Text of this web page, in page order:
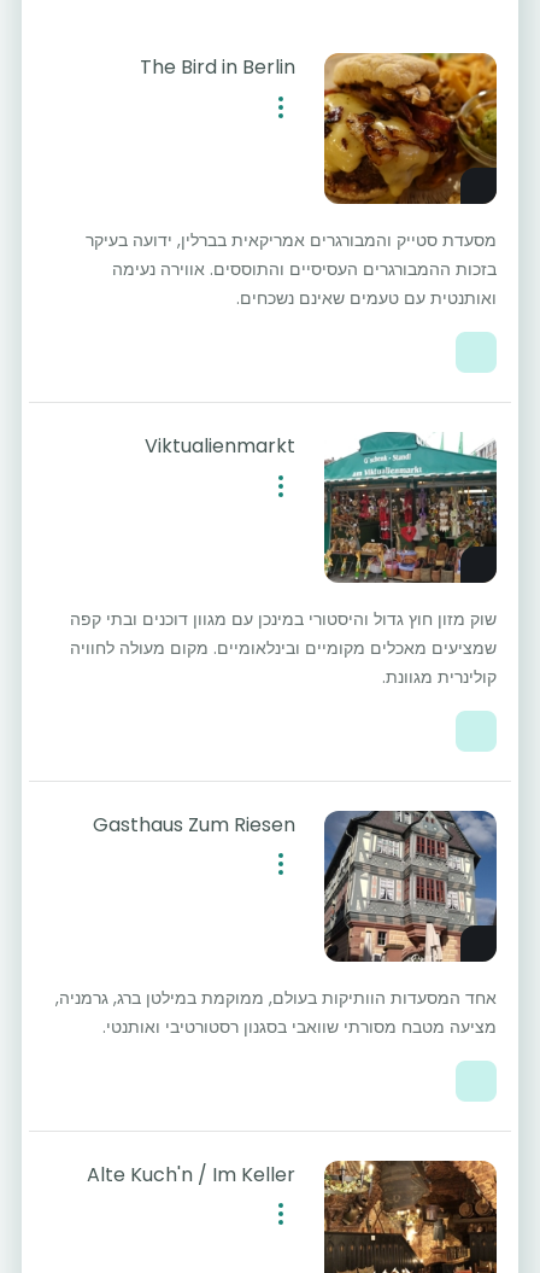
The Bird in Berlin
מסעדת סטייק והמבורגרים אמריקאית בברלין, ידועה בעיקר
בזכות ההמבורגרים העסיסיים והתוססים. אווירה נעימה
ואותנטית עם טעמים שאינם נשכחים.
Viktualienmarkt
שוק מזון חוץ גדול והיסטורי במינכן עם מגוון דוכנים ובתי קפה
שמציעים מאכלים מקומיים ובינלאומיים. מקום מעולה לחוויה
קולינרית מגוונת.
Gasthaus Zum Riesen
אחד המסעדות הוותיקות בעולם, ממוקמת במילטן ברג, גרמניה,
מציעה מטבח מסורתי שוואבי בסגנון רסטורטיבי ואותנטי.
Alte Kuch'n / Im Keller